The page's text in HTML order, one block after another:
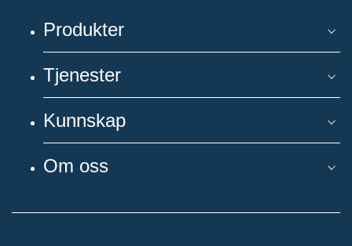
Produkter
Tjenester
Kunnskap
Om oss